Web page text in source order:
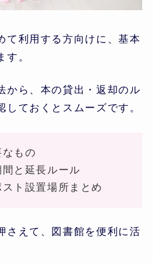
て利用する方向けに、基本
す。
から、本の貸出・返却のル
しておくとスムーズです。
なもの
と延長ルール
ト設置場所まとめ
さえて、図書館を便利に活